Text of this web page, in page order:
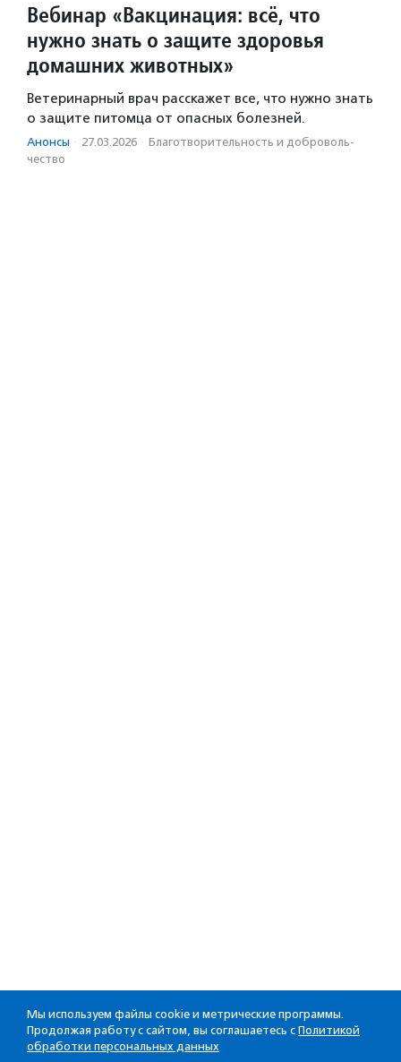
Вебинар «Вакцинация: всё, что
нужно знать о защите здоровья
домашних животных»
Ветеринарный врач расскажет все, что нужно знать
о защите питомца от опасных болезней.
Анонсы · 27.03.2026 · Благотвори­тель­ность и доброволь­
чест­во
Мы используем файлы cookie и метрические программы.
Продолжая работу с сайтом, вы соглашаетесь с Политикой
обработки персональных данных